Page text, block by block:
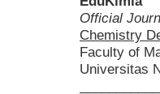
Official
Chemistry
Faculty of
Universitas